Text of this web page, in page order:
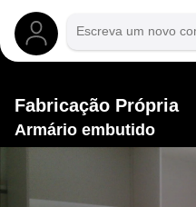
Fabricação Própria
Armário embutido